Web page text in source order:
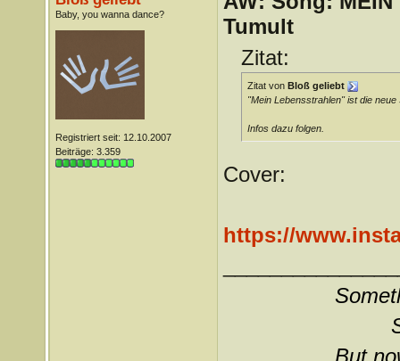
Baby, you wanna dance?
Registriert seit: 12.10.2007
Beiträge: 3.359
Tumult
Zitat:
Zitat von Bloß geliebt
"Mein Lebensstrahlen" ist die
Infos dazu folgen.
Cover:
https://
But